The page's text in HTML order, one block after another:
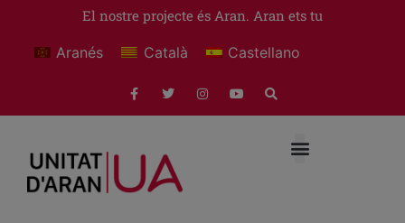
El nostre projecte és Aran. Aran ets tu
Aranés Català Castellano